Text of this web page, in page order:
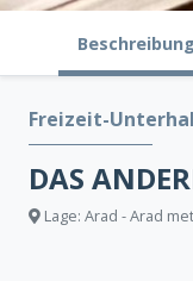
Beschreibung
Freizeit-
DAS
Lage: Arad - Arad